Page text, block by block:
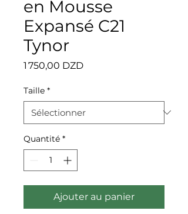
en Mousse
Expansé C21
Tynor
1 750,00 DZDPrix
Taille *
Quantité *
Ajouter au panier